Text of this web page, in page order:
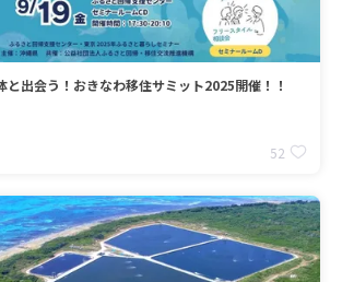
と出会う！おきなわ移住サミット2025開催！！
52